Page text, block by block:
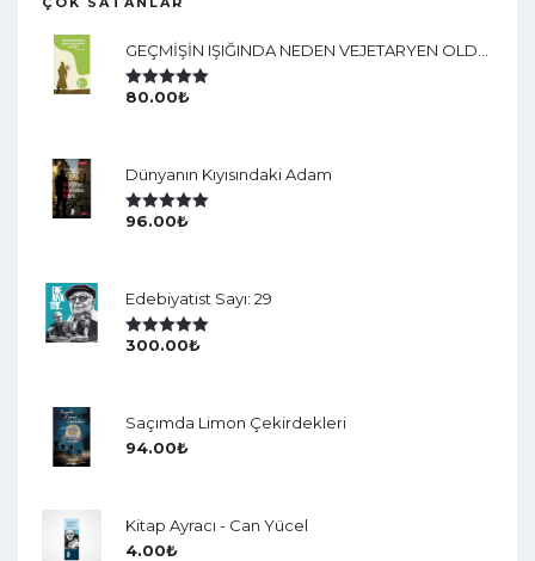
5 Üzerinden
80.00₺
Dünyanın Kıyısındaki Adam
5 Üzerinden
96.00₺
Edebiyatist Sayı: 29
5 Üzerinden
300.00₺
Saçımda Limon Çekirdekleri
94.00₺
Kitap Ayracı - Can Yücel
4.00₺